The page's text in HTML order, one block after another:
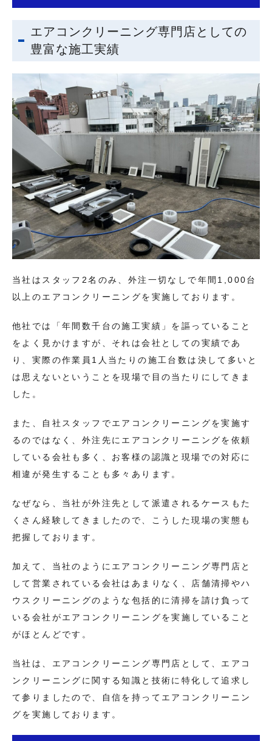
エアコンクリーニング専門店としての
豊富な施工実績
当社はスタッフ2名のみ、外注一切なしで年間1,000台
以上のエアコンクリーニングを実施しております。
他社では「年間数千台の施工実績」を謳っていること
をよく見かけますが、それは会社としての実績であ
り、実際の作業員1人当たりの施工台数は決して多いと
は思えないということを現場で目の当たりにしてきま
した。
また、自社スタッフでエアコンクリーニングを実施す
るのではなく、外注先にエアコンクリーニングを依頼
している会社も多く、お客様の認識と現場での対応に
相違が発生することも多々あります。
なぜなら、当社が外注先として派遣されるケースもた
くさん経験してきましたので、こうした現場の実態も
把握しております。
加えて、当社のようにエアコンクリーニング専門店と
して営業されている会社はあまりなく、店舗清掃やハ
ウスクリーニングのような包括的に清掃を請け負って
いる会社がエアコンクリーニングを実施していること
がほとんどです。
当社は、エアコンクリーニング専門店として、エアコ
ンクリーニングに関する知識と技術に特化して追求し
て参りましたので、自信を持ってエアコンクリーニン
グを実施しております。